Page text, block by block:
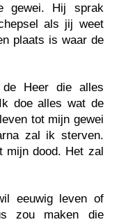
gewei. Hij sprak
als jij weet
plaats is waar de
Heer die alles
doe alles wat de
tot mijn gewei
zal ik sterven.
mijn dood. Het zal
eeuwig leven of
zou maken die